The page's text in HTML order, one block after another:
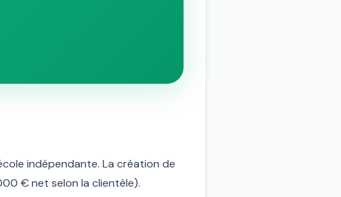
indépendante. La création de
€ net selon la clientèle).